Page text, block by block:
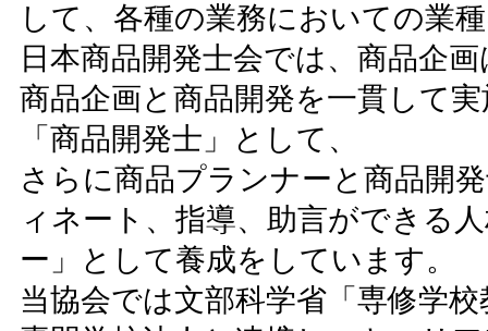
して、各種の業務においての業
日本商品開発士会では、商品企
商品企画と商品開発を一貫して
「商品開発士」として、
さらに商品プランナーと商品開
ィネート、指導、助言ができる
ー」として養成をしています。
当協会では文部科学省「専修学